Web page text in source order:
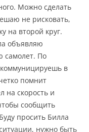
Можно сделать
не рисковать,
на второй круг.
объявляю
самолет. По
в
помнит
на скорость и
сообщить
просить Билла
нужно быть